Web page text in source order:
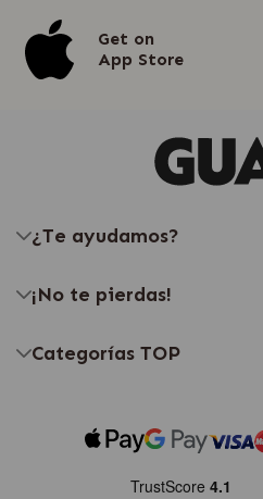
Get on
App Store
¿Te ayudamos?
¡No te pierdas!
Categorías TOP